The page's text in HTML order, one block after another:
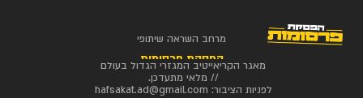
מרחב השראה שיתופי
הפסקת פרסומות
מאגר הקריאייטיב המגזרי הגדול בעולם
// מלאי מתעדכן.
לפניות הציבור: hafsakat.ad@gmail.com